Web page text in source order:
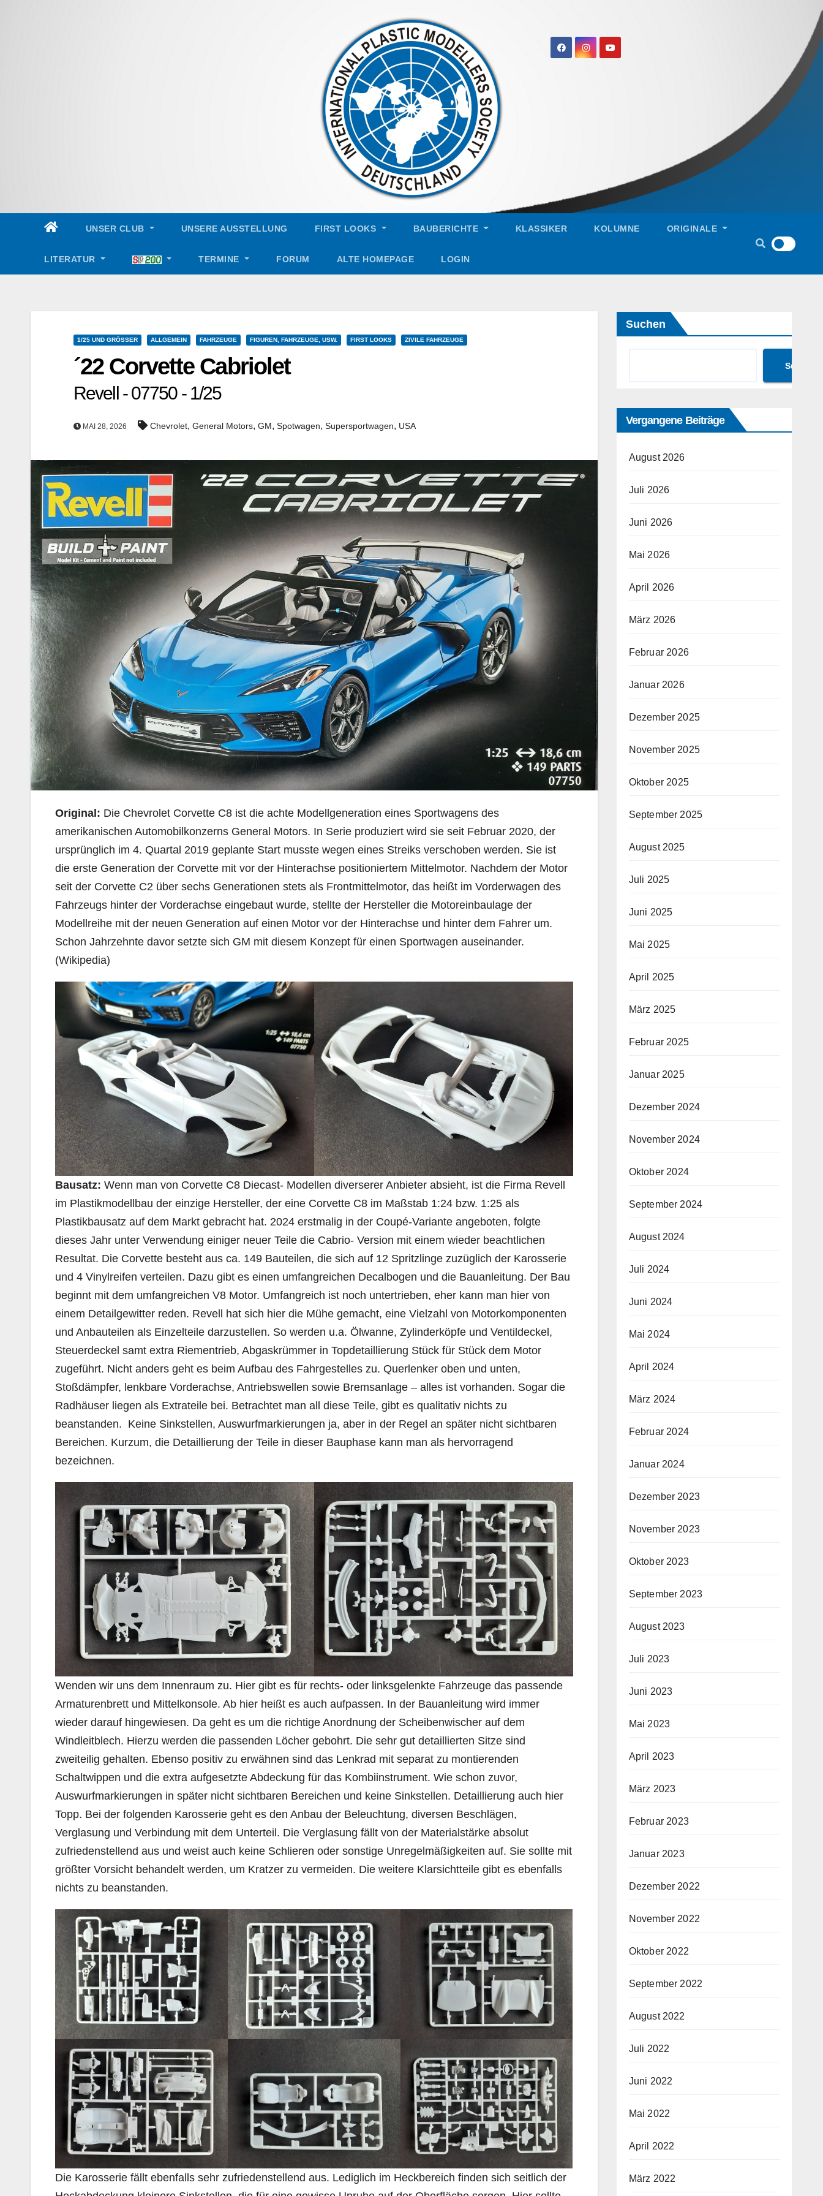
UNSER CLUB UNSERE AUSSTELLUNG FIRST LOOKS BAUBERICHTE KLASSIKER KOLUMNE ORIGINALE
LITERATUR TERMINE FORUM ALTE HOMEPAGE LOGIN
1/25 UND GRÖSSER ALLGEMEIN FAHRZEUGE FIGUREN, FAHRZEUGE, USW. FIRST LOOKS ZIVILE FAHRZEUGE
´22 Corvette Cabriolet
Revell - 07750 - 1/25
MAI 28, 2026 Chevrolet, General Motors, GM, Spotwagen, Supersportwagen, USA
Original: Die Chevrolet Corvette C8 ist die achte Modellgeneration eines Sportwagens des
amerikanischen Automobilkonzerns General Motors. In Serie produziert wird sie seit Februar 2020, der
ursprünglich im 4. Quartal 2019 geplante Start musste wegen eines Streiks verschoben werden. Sie ist
die erste Generation der Corvette mit vor der Hinterachse positioniertem Mittelmotor. Nachdem der Motor
seit der Corvette C2 über sechs Generationen stets als Frontmittelmotor, das heißt im Vorderwagen des
Fahrzeugs hinter der Vorderachse eingebaut wurde, stellte der Hersteller die Motoreinbaulage der
Modellreihe mit der neuen Generation auf einen Motor vor der Hinterachse und hinter dem Fahrer um.
Schon Jahrzehnte davor setzte sich GM mit diesem Konzept für einen Sportwagen auseinander.
(Wikipedia)
Bausatz: Wenn man von Corvette C8 Diecast- Modellen diverserer Anbieter absieht, ist die Firma Revell
im Plastikmodellbau der einzige Hersteller, der eine Corvette C8 im Maßstab 1:24 bzw. 1:25 als
Plastikbausatz auf dem Markt gebracht hat. 2024 erstmalig in der Coupé-Variante angeboten, folgte
dieses Jahr unter Verwendung einiger neuer Teile die Cabrio- Version mit einem wieder beachtlichen
Resultat. Die Corvette besteht aus ca. 149 Bauteilen, die sich auf 12 Spritzlinge zuzüglich der Karosserie
und 4 Vinylreifen verteilen. Dazu gibt es einen umfangreichen Decalbogen und die Bauanleitung. Der Bau
beginnt mit dem umfangreichen V8 Motor. Umfangreich ist noch untertrieben, eher kann man hier von
einem Detailgewitter reden. Revell hat sich hier die Mühe gemacht, eine Vielzahl von Motorkomponenten
und Anbauteilen als Einzelteile darzustellen. So werden u.a. Ölwanne, Zylinderköpfe und Ventildeckel,
Steuerdeckel samt extra Riementrieb, Abgaskrümmer in Topdetaillierung Stück für Stück dem Motor
zugeführt. Nicht anders geht es beim Aufbau des Fahrgestelles zu. Querlenker oben und unten,
Stoßdämpfer, lenkbare Vorderachse, Antriebswellen sowie Bremsanlage – alles ist vorhanden. Sogar die
Radhäuser liegen als Extrateile bei. Betrachtet man all diese Teile, gibt es qualitativ nichts zu
beanstanden. Keine Sinkstellen, Auswurfmarkierungen ja, aber in der Regel an später nicht sichtbaren
Bereichen. Kurzum, die Detaillierung der Teile in dieser Bauphase kann man als hervorragend
bezeichnen.
Wenden wir uns dem Innenraum zu. Hier gibt es für rechts- oder linksgelenkte Fahrzeuge das passende
Armaturenbrett und Mittelkonsole. Ab hier heißt es auch aufpassen. In der Bauanleitung wird immer
wieder darauf hingewiesen. Da geht es um die richtige Anordnung der Scheibenwischer auf dem
Windleitblech. Hierzu werden die passenden Löcher gebohrt. Die sehr gut detaillierten Sitze sind
zweiteilig gehalten. Ebenso positiv zu erwähnen sind das Lenkrad mit separat zu montierenden
Schaltwippen und die extra aufgesetzte Abdeckung für das Kombiinstrument. Wie schon zuvor,
Auswurfmarkierungen in später nicht sichtbaren Bereichen und keine Sinkstellen. Detaillierung auch hier
Topp. Bei der folgenden Karosserie geht es den Anbau der Beleuchtung, diversen Beschlägen,
Verglasung und Verbindung mit dem Unterteil. Die Verglasung fällt von der Materialstärke absolut
zufriedenstellend aus und weist auch keine Schlieren oder sonstige Unregelmäßigkeiten auf. Sie sollte mit
größter Vorsicht behandelt werden, um Kratzer zu vermeiden. Die weitere Klarsichtteile gibt es ebenfalls
nichts zu beanstanden.
Die Karosserie fällt ebenfalls sehr zufriedenstellend aus. Lediglich im Heckbereich finden sich seitlich der
Suchen
Suchen
Vergangene Beiträge
August 2026
Juli 2026
Juni 2026
Mai 2026
April 2026
März 2026
Februar 2026
Januar 2026
Dezember 2025
November 2025
Oktober 2025
September 2025
August 2025
Juli 2025
Juni 2025
Mai 2025
April 2025
März 2025
Februar 2025
Januar 2025
Dezember 2024
November 2024
Oktober 2024
September 2024
August 2024
Juli 2024
Juni 2024
Mai 2024
April 2024
März 2024
Februar 2024
Januar 2024
Dezember 2023
November 2023
Oktober 2023
September 2023
August 2023
Juli 2023
Juni 2023
Mai 2023
April 2023
März 2023
Februar 2023
Januar 2023
Dezember 2022
November 2022
Oktober 2022
September 2022
August 2022
Juli 2022
Juni 2022
Mai 2022
April 2022
März 2022